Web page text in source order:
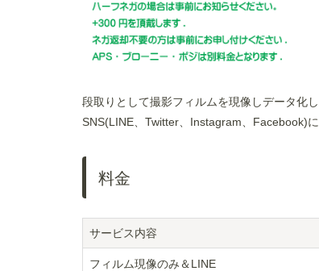
段取りとして撮影フィルムを現像しデータ化
SNS(LINE、Twitter、Instagram、Facebook)
料金
サービス内容
フィルム現像のみ＆LINE